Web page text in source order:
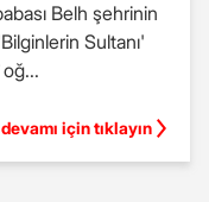
Belh şehrinin
Sultanı'
oğ...
için tıklayın